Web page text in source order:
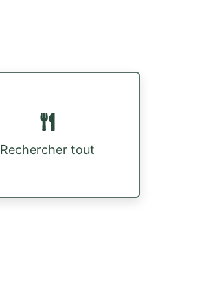
Rechercher tout